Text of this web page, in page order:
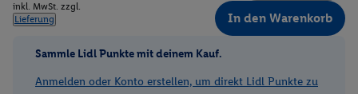
inkl. MwSt. zzgl.
Lieferung
In den Warenkorb
Sammle Lidl Punkte mit deinem Kauf.
Anmelden oder Konto erstellen, um direkt Lidl Punkte zu